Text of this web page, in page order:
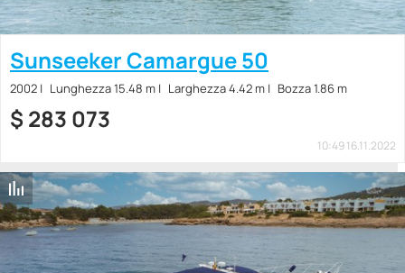
Sunseeker Camargue 50
2002 Lunghezza 15.48 m Larghezza 4.42 m Bozza 1.86 m
$ 283 073
10:49 16.11.2022